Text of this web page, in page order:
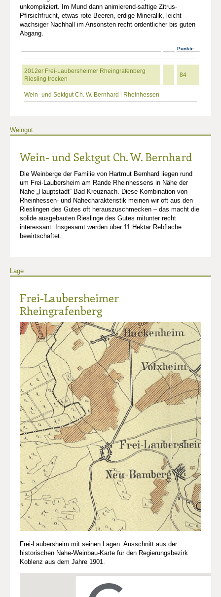
unkompliziert. Im Mund dann animierend-saftige Zitrus-
Pfirsichfrucht, etwas rote Beeren, erdige Mineralik, leicht
wachsiger Nachhall im Ansonsten recht ordentlicher bis guten
Abgang.
Punkte
2012er Frei-Laubersheimer Rheingrafenberg
Riesling trocken
84
Wein- und Sektgut Ch. W. Bernhard Rheinhessen
Weingut
Wein- und Sektgut Ch. W. Bernhard
Die Weinberge der Familie von Hartmut Bernhard liegen rund
um Frei-Laubersheim am Rande Rheinhessens in Nähe der
Nahe „Hauptstadt“ Bad Kreuznach. Diese Kombination von
Rheinhessen- und Nahecharakteristik meinen wir oft aus den
Rieslingen des Gutes oft herauszuschmecken – das macht die
solide ausgebauten Rieslinge des Gutes mitunter recht
interessant. Insgesamt werden über 11 Hektar Rebfläche
bewirtschaftet.
Lage
Frei-Laubersheimer
Rheingrafenberg
Frei-Laubersheim mit seinen Lagen. Ausschnitt aus der
historischen Nahe-Weinbau-Karte für den Regierungsbezirk
Koblenz aus dem Jahre 1901.